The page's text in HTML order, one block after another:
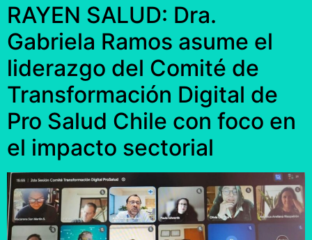
RAYEN SALUD: Dra.
Gabriela Ramos asume el
liderazgo del Comité de
Transformación Digital de
Pro Salud Chile con foco en
el impacto sectorial